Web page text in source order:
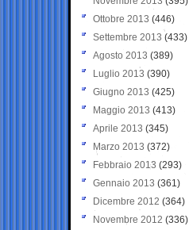
Ottobre 2013 (446)
Settembre 2013 (433)
Agosto 2013 (389)
Luglio 2013 (390)
Giugno 2013 (425)
Maggio 2013 (413)
Aprile 2013 (345)
Marzo 2013 (372)
Febbraio 2013 (293)
Gennaio 2013 (361)
Dicembre 2012 (364)
Novembre 2012 (336)